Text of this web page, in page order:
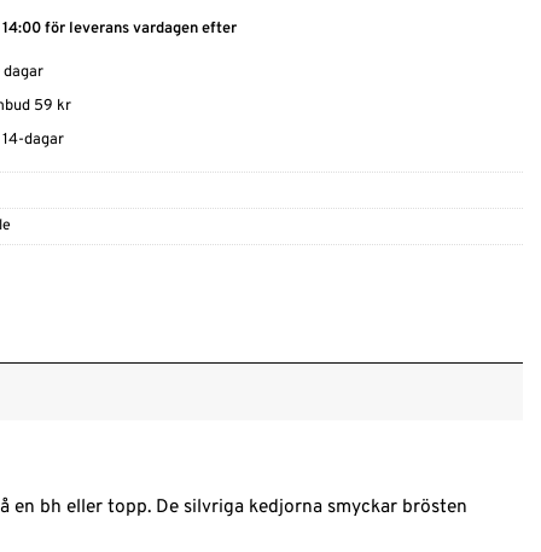
för leverans vardagen efter
59 kr
dagar
en bh eller topp. De silvriga kedjorna smyckar brösten